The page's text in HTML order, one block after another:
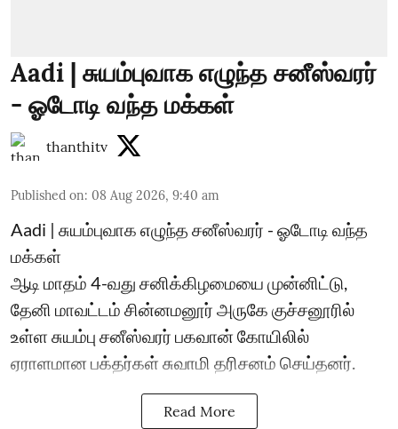
Aadi | சுயம்புவாக எழுந்த சனீஸ்வரர்
- ஓடோடி வந்த மக்கள்
thanthitv
Published on: 08 Aug 2026, 9:40 am
Aadi | சுயம்புவாக எழுந்த சனீஸ்வரர் - ஓடோடி வந்த
மக்கள்
ஆடி மாதம் 4-வது சனிக்கிழமையை முன்னிட்டு,
தேனி மாவட்டம் சின்னமனூர் அருகே குச்சனூரில்
உள்ள சுயம்பு சனீஸ்வரர் பகவான் கோயிலில்
ஏராளமான பக்தர்கள் சுவாமி தரிசனம் செய்தனர்.
Read More